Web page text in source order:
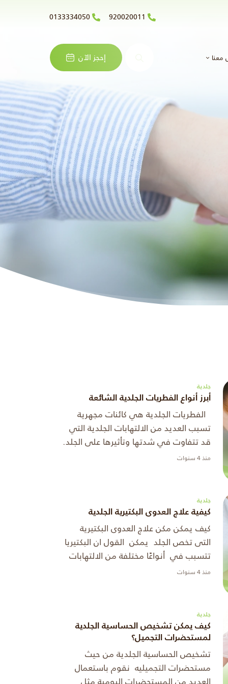
920020011
0133334050
معنا إحجز الآن
جلدية
أبرز أنواع الفطريات الجلدية الشائعة
الفطريات الجلدية هي كائنات مجهرية
تسبب العديد من الالتهابات الجلدية التي
قد تتفاوت في شدتها وتأثيرها على الجلد.
تنتشر الفطريات الجلدية بسهولة في
منذ 4 سنوات
جلدية
كيفية علاج العدوى البكتيرية الجلدية
كيف يمكن مكن علاج العدوى البكتيرية
التى تخص الجلد يمكن القول ان البكتيريا
تتسبب في أنواعًا مختلفة من الالتهابات
الجلدية، التهابات الجلد تحدث بس� ...
منذ 4 سنوات
جلدية
كيف يمكن تشخيص الحساسية الجلدية
لمستحضرات التجميل؟
تشخيص الحساسية الجلدية من حيث
مستحضرات التجميليه نقوم باستعمال